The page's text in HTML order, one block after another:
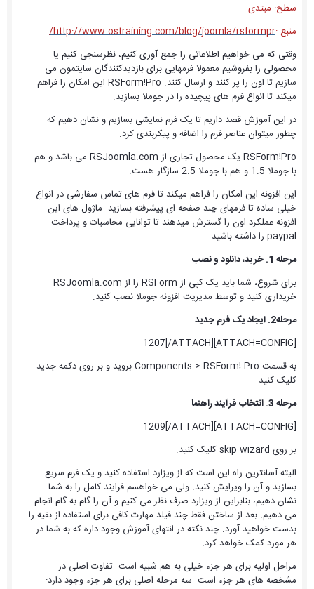
سطح: مبتدی
منبع :http://www.ostraining.com/blog/joomla/rsformpr/
وقتی که می خواهیم اطلاعاتی را جمع آوری کنیم، نظرسنجی کنیم یا
محصولی را بفروشیم معمولا فرمهایی برای بازدیدکنندگان سایتمون می
سازیم تا اون را پر کنند و ارسال کنند. RSForm!Pro این امکان را فراهم
میکند تا انواع فرم های پیچیده را در جوملا بسازید.
در این آموزش قصد داریم تا یک فرم نمایشی بسازیم و نشان دهیم که
چطور میتوان عناصر فرم را اضافه و پیکربندی کرد.
RSForm!Pro یک محصول تجاری از RSJoomla.com می باشد و هم
با جوملا 1.5 و هم با جوملا 2.5 سازگار هست.
این افزونه این امکان را فراهم میکند تا فرم های تماس سفارشی در انواع
خیلی ساده تا فرمهای چند صفحه ای پیشرفته بسازید. ماژول های این
افزونه عملکرد اون را گسترش میدهند تا توانایی محاسبات و پرداخت
paypal را داشته باشید.
مرحله 1. خرید، دانلود و نصب
برای شروع، شما باید یک کپی از RSForm را از RSJoomla.com
خریداری کنید و توسط مدیریت افزونه جوملا نصب کنید.
مرحله2. ایجاد یک فرم جدید
[ATTACH=CONFIG]1207[/ATTACH]
به قسمت Components > RSForm! Pro بروید و بر روی دکمه جدید
کلیک کنید.
مرحله 3. انتخاب فرآیند راهنما
[ATTACH=CONFIG]1209[/ATTACH]
بر روی skip wizard کلیک کنید.
الیته آسانترین راه این است که از ویزارد استفاده کنید و یک فرم سریع
بسازید و آن را ویرایش کنید. ولی می خواهسم فرایند کامل را به شما
نشان دهیم، بنابراین از ویزارد صرف نظر می کنیم و آن را گام به گام انجام
می دهیم. بعد از ساختن فقط چند فیلد مهارت کافی برای استفاده از بقیه را
بدست خواهید آورد. چند نکته در انتهای آموزش وجود داره که به شما در
هر مورد کمک خواهد کرد.
مراحل اولیه برای هر جزء خیلی به هم شبیه است. تفاوت اصلی در
مشخصه های هر جزء است. سه مرحله اصلی برای هر جزء وجود دارد: